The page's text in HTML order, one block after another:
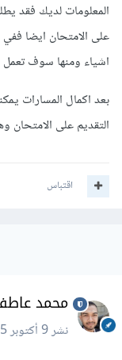
المعلومات لديك فقد
على الامتحان ايضا
اشياء ومنها سوف
بعد اكمال المسارات
التقديم على
اقتباس
محمد
نشر9 أكتوبر 2025